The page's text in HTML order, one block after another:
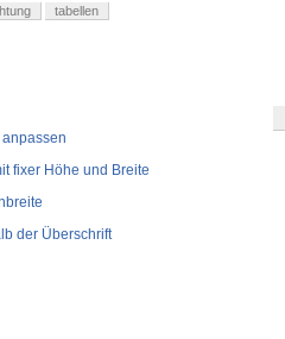
tabellen
fixer Höhe und Breite
der Überschrift